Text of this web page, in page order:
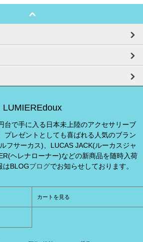
LUMIEREdoux
台で手に入る日本未上陸のアクセサリーブ
プレゼントとしても喜ばれる人気のブラン
フサーカス)、LUCAS JACK(ルーカスジャ
ヘレナローナー)などの新商品を随時入荷
はBLOGブログでお知らせしております。
カートを見る